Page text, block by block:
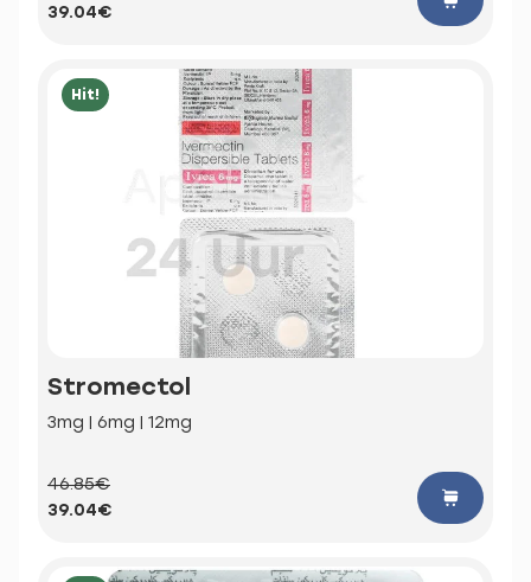
39.04€
Hit!
Stromectol
3mg | 6mg | 12mg
46.85€
39.04€